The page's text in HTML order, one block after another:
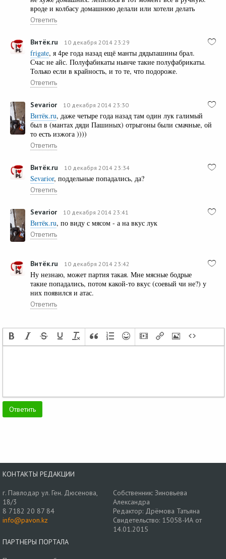
вроде и колбасу домашнюю делали или хотели делать
Ответить
Витёк.ru 10 декабря 2014 23:29
frigate, я 4ре года назад ещё манты дядьпашины брал.
Счас не айс. Полуфабикаты нынче такие полуфабрикаты.
Только если в крайность, и то те, что подороже.
Ответить
Sevarior 10 декабря 2014 23:30
Витёк.ru, даже четыре года назад там один лук галимый
был в (мантах дяди Пашиных) отрыгоны были смачные, ой
то есть изжога ))))
Ответить
Витёк.ru 10 декабря 2014 23:34
Sevarior, поддельные попадались, да?
Ответить
Sevarior 10 декабря 2014 23:41
Витёк.ru, по виду с мясом - а на вкус лук
Ответить
Витёк.ru 10 декабря 2014 23:42
Ну незнаю, может партия такая. Мне мясные бодрые
такие попадались, потом какой-то вкус (соевый чи не?) у
них появился и атас.
Ответить
КОНТАКТЫ РЕДАКЦИИ
г. Павлодар ул. Ген. Дюсенова,
18/3
8 7182 20 87 84
info@pavon.kz
Собственник: Зиновьева
Александра
Редактор: Дрёмова Татьяна
Свидетельство: 15058-ИА от
14.01.2015
ПАРТНЕРЫ ПОРТАЛА